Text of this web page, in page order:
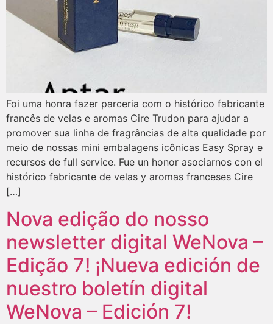
Foi uma honra fazer parceria com o histórico fabricante
francês de velas e aromas Cire Trudon para ajudar a
promover sua linha de fragrâncias de alta qualidade por
meio de nossas mini embalagens icônicas Easy Spray e
recursos de full service. Fue un honor asociarnos con el
histórico fabricante de velas y aromas franceses Cire
[…]
Nova edição do nosso
newsletter digital WeNova –
Edição 7! ¡Nueva edición de
nuestro boletín digital
WeNova – Edición 7!